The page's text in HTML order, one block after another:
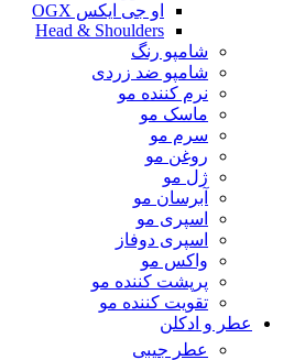
او جی ایکس OGX
Head & Shoulders
شامپو رنگ
شامپو ضد زردی
نرم کننده مو
ماسک مو
سرم مو
روغن مو
ژل مو
آبرسان مو
اسپری مو
اسپری دوفاز
واکس مو
پرپشت کننده مو
تقویت کننده مو
عطر و ادکلن
عطر جیبی